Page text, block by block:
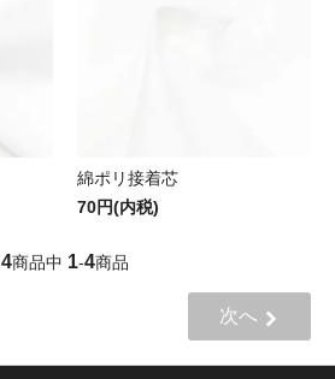
綿ポリ接着芯
70円(内税)
4商品中 1-4商品
次へ